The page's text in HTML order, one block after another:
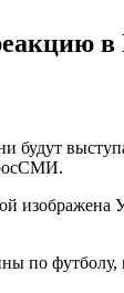
будут
изображена
футболу,